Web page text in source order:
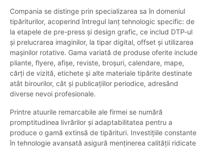
Compania se distinge prin specializarea sa în domeniul
tipăriturilor, acoperind întregul lanț tehnologic specific: de
la etapele de pre-press și design grafic, ce includ DTP-ul
și prelucrarea imaginilor, la tipar digital, offset și utilizarea
mașinilor rotative. Gama variată de produse oferite include
pliante, flyere, afișe, reviste, broșuri, calendare, mape,
cărți de vizită, etichete și alte materiale tipărite destinate
atât birourilor, cât și publicațiilor periodice, adresând
diverse nevoi profesionale.
Printre atuurile remarcabile ale firmei se numără
promptitudinea livrărilor și adaptabilitatea pentru a
produce o gamă extinsă de tipărituri. Investițiile constante
în tehnologie avansată asigură menținerea calității ridicate